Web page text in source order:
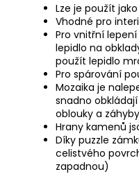
Lze je použít
Vhodné pro
Pro vnitřní
lepidlo na
použít lepidlo
Pro spárování
Mozaika je
snadno
oblouky a
Hrany kamenů
Díky puzzle
celistvého
zapadnou)